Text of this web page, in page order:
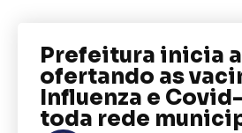
Prefeitura inicia
ofertando as
Influenza e
toda rede